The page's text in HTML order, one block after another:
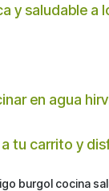
y saludable a
en agua
tu carrito y
burgol cocina